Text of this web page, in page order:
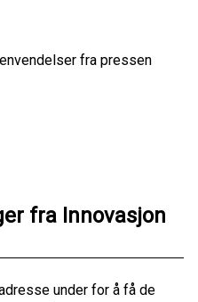
fra pressen
fra Innovasjon
under for å få de